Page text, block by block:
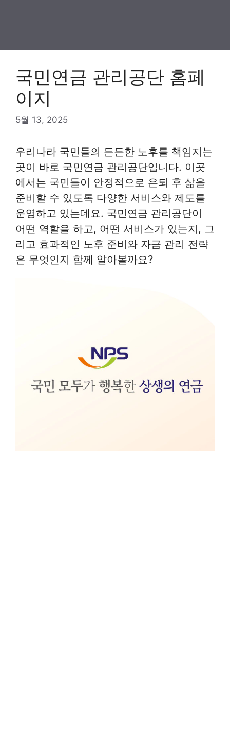
국민연금 관리공단 홈페
이지
5월 13, 2025
우리나라 국민들의 든든한 노후를 책임지는
곳이 바로 국민연금 관리공단입니다. 이곳
에서는 국민들이 안정적으로 은퇴 후 삶을
준비할 수 있도록 다양한 서비스와 제도를
운영하고 있는데요. 국민연금 관리공단이
어떤 역할을 하고, 어떤 서비스가 있는지, 그
리고 효과적인 노후 준비와 자금 관리 전략
은 무엇인지 함께 알아볼까요?